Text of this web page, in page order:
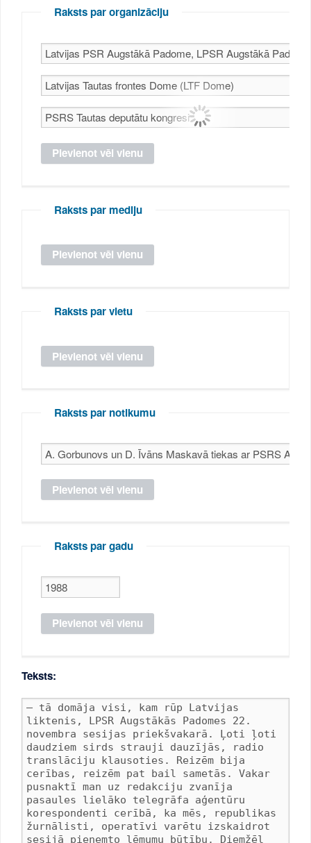
Raksts par organizāciju
Raksts par mediju
Raksts par vietu
Raksts par notikumu
Raksts par gadu
Teksts: